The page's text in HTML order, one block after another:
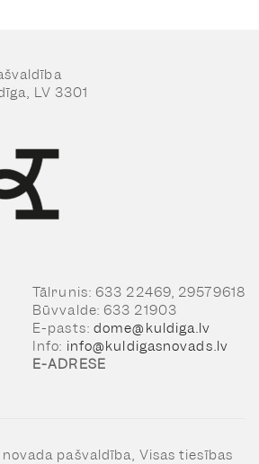
LV 3301
Tālrunis: 633 22469, 29579618
Būvvalde: 633 21903
E-pasts: dome@kuldiga.lv
Info: info@kuldigasnovads.lv
E-ADRESE
pašvaldība, Visas tiesības